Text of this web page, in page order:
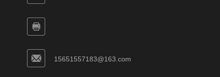
15651557183@163.com